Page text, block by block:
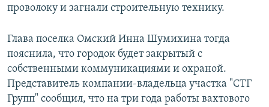
проволоку и загнали строительную технику.
Глава поселка Омский Инна Шумихина тогда
пояснила, что городок будет закрытый с
собственными коммуникациями и охраной.
Представитель компании-владельца участка "СТГ
Групп" сообщил, что на три года работы вахтового